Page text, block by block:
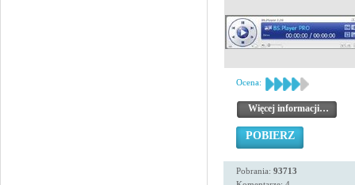
Ocena:
Więcej informacji…
POBIERZ
Pobrania: 93713